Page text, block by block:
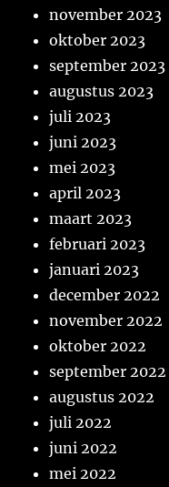
november 2023
oktober 2023
september 2023
augustus 2023
juli 2023
juni 2023
mei 2023
april 2023
maart 2023
februari 2023
januari 2023
december 2022
november 2022
oktober 2022
september 2022
augustus 2022
juli 2022
juni 2022
mei 2022